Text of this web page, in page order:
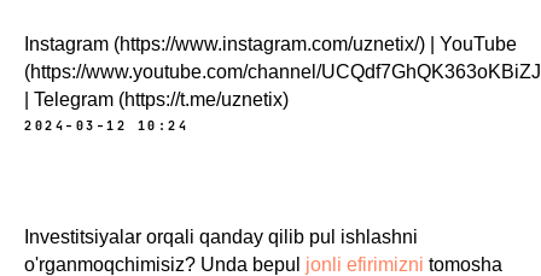
Instagram (https://www.instagram.com/uznetix/) | YouTube
(https://www.youtube.com/channel/
| Telegram (https://t.me/uznetix)
2024-03-12 10:24
Investitsiyalar orqali qanday qilib pul ishlashni
o'rganmoqchimisiz? Unda bepul jonli efirimizni tomosha